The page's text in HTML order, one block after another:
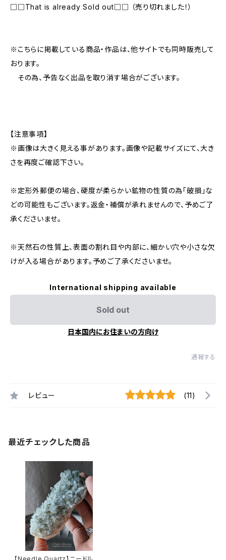
□□That is already Sold out□□ （売り切れました！）
※こちらに掲載している商品・作品は、他サイトでも同時販売して
おります。
その為、予告なく出品を取り消す場合がございます。
【注意事項】
※画像は大きく見える事があります。画像や記載サイズにて、大き
さを再度ご確認下さい。
※定形外郵便の場合、硬度が柔らかい鉱物の性質の為「破損」な
どの可能性もございます。返金・補償が承れませんので、予めご了
承くださいませ。
※天然石の性質上、表面の割れ目や内部に、細かい穴や小さな欠
けが入る場合があります。予めご了承くださいませ。
International shipping available
Sold out
日本国内にお住まいの方向け
通報する
レビュー (11)
最近チェックした商品